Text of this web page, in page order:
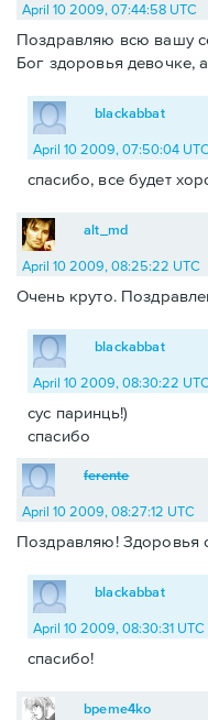
April 10 2009, 07:44:58 UTC
Поздравляю всю вашу
Бог здоровья девочке,
blackabbat
April 10 2009, 07:50:04 UTC
спасибо, все будет
alt_md
April 10 2009, 08:25:22 UTC
Очень круто.
blackabbat
April 10 2009, 08:30:22 UTC
сус паринць!)
спасибо
ferente
April 10 2009, 08:27:12 UTC
Поздравляю! Здоровья
blackabbat
April 10 2009, 08:30:31 UTC
спасибо!
bpeme4ko